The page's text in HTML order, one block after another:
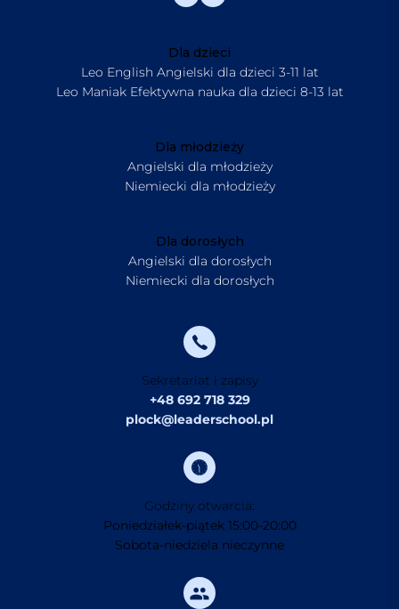
Dla dzieci
Leo English Angielski dla dzieci 3-11 lat
Leo Maniak Efektywna nauka dla dzieci 8-13 lat
Dla młodzieży
Angielski dla młodzieży
Niemiecki dla młodzieży
Dla dorosłych
Angielski dla dorosłych
Niemiecki dla dorosłych
Sekretariat i zapisy
+48 692 718 329
plock@leaderschool.pl
Godziny otwarcia:
Poniedziałek-piątek 15:00-20:00
Sobota-niedziela nieczynne